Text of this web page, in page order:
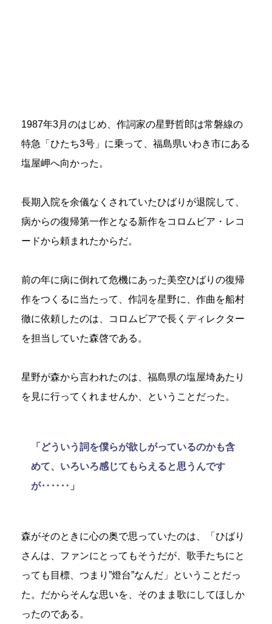
1987年3月のはじめ、作詞家の星野哲郎は常磐線の
特急「ひたち3号」に乗って、福島県いわき市にある
塩屋岬へ向かった。
長期入院を余儀なくされていたひばりが退院して、
病からの復帰第一作となる新作をコロムビア・レコ
ードから頼まれたからだ。
前の年に病に倒れて危機にあった美空ひばりの復帰
作をつくるに当たって、作詞を星野に、作曲を船村
徹に依頼したのは、コロムビアで長くディレクター
を担当していた森啓である。
星野が森から言われたのは、福島県の塩屋埼あたり
を見に行ってくれませんか、ということだった。
「どういう詞を僕らが欲しがっているのかも含
めて、いろいろ感じてもらえると思うんです
が‥‥‥」
森がそのときに心の奥で思っていたのは、「ひばり
さんは、ファンにとってもそうだが、歌手たちにと
っても目標、つまり”燈台”なんだ」ということだっ
た。だからそんな思いを、そのまま歌にしてほしか
ったのである。